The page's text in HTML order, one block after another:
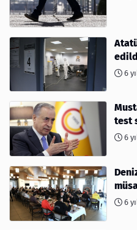
6
test
6
6